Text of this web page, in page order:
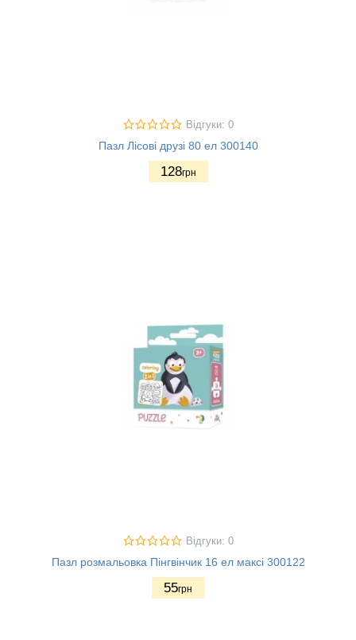
Відгуки: 0
Пазл Лісові друзі 80 ел 300140
128грн
Відгуки: 0
Пазл розмальовка Пінгвінчик 16 ел максі 300122
55грн